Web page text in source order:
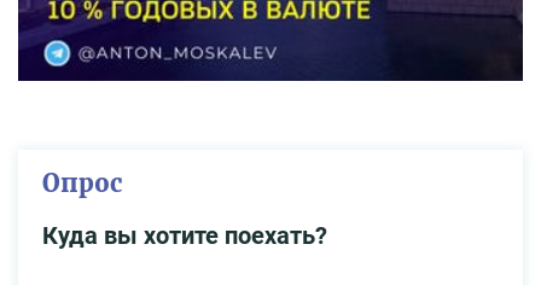
Опрос
Куда вы хотите поехать?